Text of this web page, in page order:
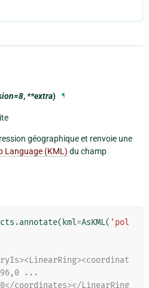
,**extra) ¶
géographique et renvoie une
Language (KML) du champ
.annotate( kml=AsKML( 'pol
...
coordinates></LinearRing